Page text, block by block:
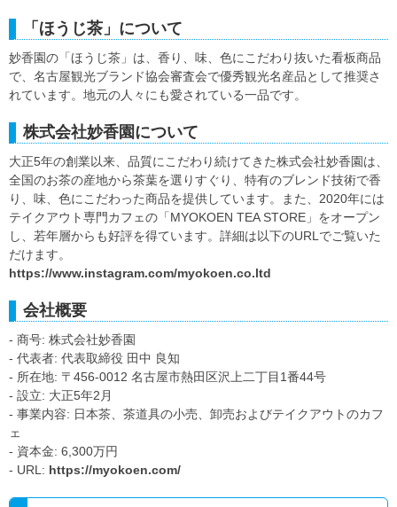
「ほうじ茶」について
妙香園の「ほうじ茶」は、香り、味、色にこだわり抜いた看板商品
で、名古屋観光ブランド協会審査会で優秀観光名産品として推奨さ
れています。地元の人々にも愛されている一品です。
株式会社妙香園について
大正5年の創業以来、品質にこだわり続けてきた株式会社妙香園は、
全国のお茶の産地から茶葉を選りすぐり、特有のブレンド技術で香
り、味、色にこだわった商品を提供しています。また、2020年には
テイクアウト専門カフェの「MYOKOEN TEA STORE」をオープン
し、若年層からも好評を得ています。詳細は以下のURLでご覧いた
だけます。
https://www.instagram.com/myokoen.co.ltd
会社概要
- 商号: 株式会社妙香園
- 代表者: 代表取締役 田中 良知
- 所在地: 〒456-0012 名古屋市熱田区沢上二丁目1番44号
- 設立: 大正5年2月
- 事業内容: 日本茶、茶道具の小売、卸売およびテイクアウトのカフ
ェ
- 資本金: 6,300万円
- URL: https://myokoen.com/